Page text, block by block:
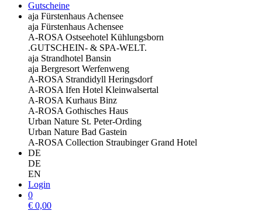
Gutscheine
aja Fürstenhaus Achensee
aja Fürstenhaus Achensee
A-ROSA Ostseehotel Kühlungsborn
.GUTSCHEIN- & SPA-WELT.
aja Strandhotel Bansin
aja Bergresort Werfenweng
A-ROSA Strandidyll Heringsdorf
A-ROSA Ifen Hotel Kleinwalsertal
A-ROSA Kurhaus Binz
A-ROSA Gothisches Haus
Urban Nature St. Peter-Ording
Urban Nature Bad Gastein
A-ROSA Collection Straubinger Grand Hotel
DE
DE
EN
Login
0
€ 0,00